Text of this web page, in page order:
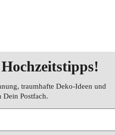
!
traumhafte Deko-Ideen und
Postfach.